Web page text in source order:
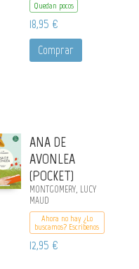
Quedan pocos
18,95 €
Comprar
ANA DE
AVONLEA
(POCKET)
MONTGOMERY, LUCY
MAUD
Ahora no hay ¿Lo
buscamos? Escribenos
12,95 €